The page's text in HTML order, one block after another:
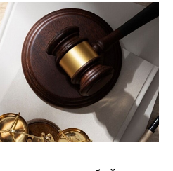
сроком в один год», —
у мужчины конфисковали
На данный момент
силу.